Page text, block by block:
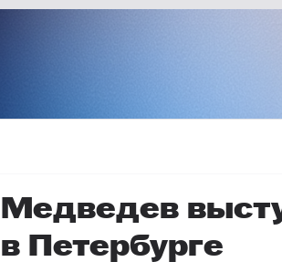
Медведев
в Петербурге